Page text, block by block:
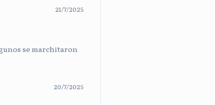
21/7/2025
se marchitaron
20/7/2025